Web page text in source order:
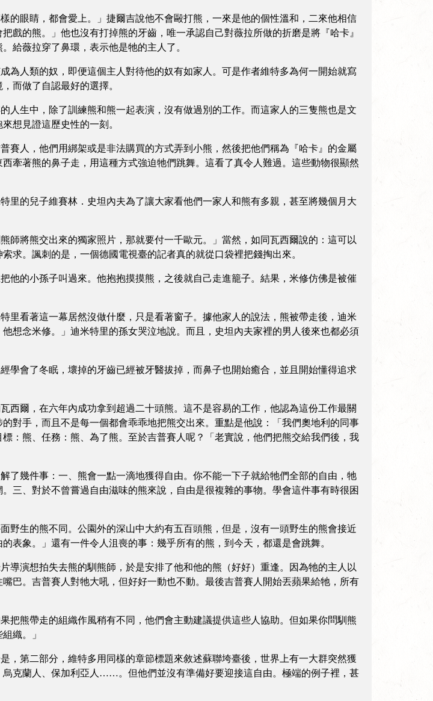
眼睛，都會愛上。」捷爾吉說他不會毆打熊，一來是他的個性溫和，二來他相信
戲的熊。」他也沒有打掉熊的牙齒，唯一承認自己對薇拉所做的折磨是將『哈卡』
給薇拉穿了鼻環，表示他是牠的主人了。
人類的奴，即便這個主人對待他的奴有如家人。可是作者維特多為何一開始就寫
而做了自認最好的選擇。
生中，除了訓練熊和熊一起表演，沒有做過別的工作。而這家人的三隻熊也是文
想見證這歷史性的一刻。
人，他們用綁架或是非法購買的方式弄到小熊，然後把他們稱為『哈卡』的金屬
著熊的鼻子走，用這種方式強迫牠們跳舞。這看了真令人難過。這些動物很顯然
的兒子維賽林．史坦內夫為了讓大家看他們一家人和熊有多親，甚至將幾個月大
將熊交出來的獨家照片，那就要付一千歐元。」當然，如同瓦西爾說的：這可以
求。諷刺的是，一個德國電視臺的記者真的就從口袋裡把錢掏出來。
的小孫子叫過來。他抱抱摸摸熊，之後就自己走進籠子。結果，米修仿佛是被催
看著這一幕居然沒做什麼，只是看著窗子。據他家人的說法，熊被帶走後，迪米
想念米修。」迪米特里的孫女哭泣地說。而且，史坦內夫家裡的男人後來也都必須
會了冬眠，壞掉的牙齒已經被牙醫拔掉，而鼻子也開始癒合，並且開始懂得追求
爾，在六年內成功拿到超過二十頭熊。這不是容易的工作，他認為這份工作最關
對手，而且不是每一個都會乖乖地把熊交出來。重點是他說：「我們奧地利的同事
：熊、任務：熊、為了熊。至於吉普賽人呢？「老實說，他們把熊交給我們後，我
幾件事：一、熊會一點一滴地獲得自由。你不能一下子就給牠們全部的自由，牠
三、對於不曾嘗過自由滋味的熊來說，自由是很複雜的事物。學會這件事有時很困
生的熊不同。公園外的深山中大約有五百頭熊，但是，沒有一頭野生的熊會接近
象。」還有一件令人沮喪的事：幾乎所有的熊，到今天，都還是會跳舞。
演想拍失去熊的馴熊師，於是安排了他和他的熊（好好）重逢。因為牠的主人以
巴。吉普賽人對牠大吼，但好好一動也不動。最後吉普賽人開始丟蘋果給牠，所有
熊帶走的組織作風稍有不同，他們會主動建議提供這些人協助。但如果你問馴熊
織。」
第二部分，維特多用同樣的章節標題來敘述蘇聯垮臺後，世界上有一大群突然獲
克蘭人、保加利亞人……。但他們並沒有準備好要迎接這自由。極端的例子裡，甚